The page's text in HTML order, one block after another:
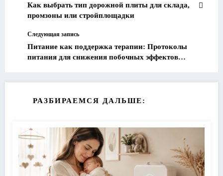
Как выбрать тип дорожной плиты для склада,
промзоны или стройплощадки
Следующая запись
Питание как поддержка терапии: Протоколы
питания для снижения побочных эффектов
РАЗБИРАЕМСЯ ДАЛЬШЕ: